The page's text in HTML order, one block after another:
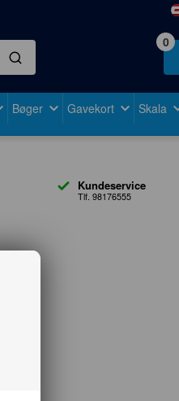
0
Bøger Gavekort Skala
Kundeservice
Tlf. 98176555